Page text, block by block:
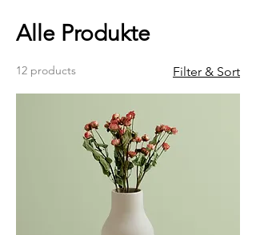
Alle Produkte
12 products Filter & Sort